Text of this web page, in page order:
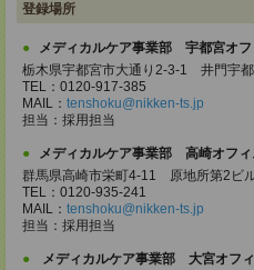
登録場所
メディカルケア事業部 宇都宮オフ
栃木県宇都宮市大通り2-3-1 井門宇
TEL：0120-917-385
MAIL： tenshoku@nikken-ts.jp
担当：採用担当
メディカルケア事業部 高崎オフィ
群馬県高崎市栄町4-11 原地所第2ビ
TEL：0120-935-241
MAIL： tenshoku@nikken-ts.jp
担当：採用担当
メディカルケア事業部 大宮オフ